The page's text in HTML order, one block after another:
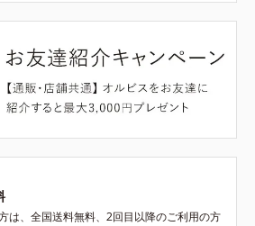
は、全国送料無料、2回目以降のご利用の方